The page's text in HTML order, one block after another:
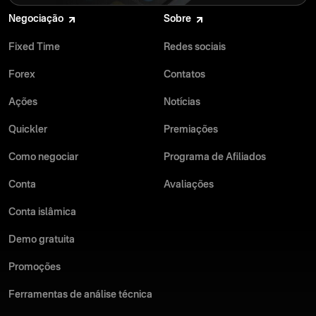
Negociação
Fixed Time
Forex
Ações
Quickler
Como negociar
Conta
Conta islâmica
Demo gratuita
Promoções
Ferramentas de análise técnica
Sobre
Redes sociais
Contatos
Notícias
Premiações
Programa de Afiliados
Avaliações